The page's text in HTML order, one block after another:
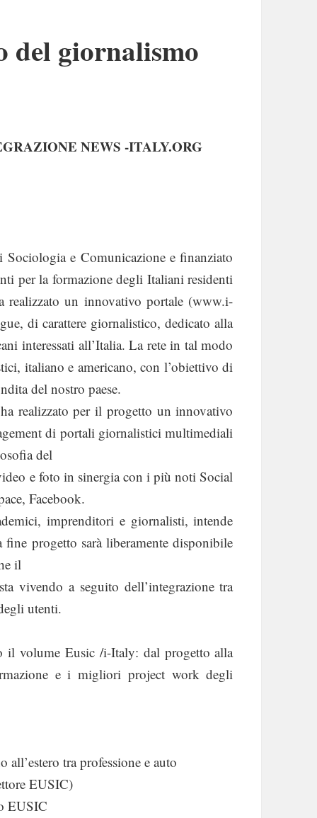
del giornalismo
NEWS -ITALY.ORG
e Comunicazione e finanziato
per la formazione degli Italiani residenti
realizzato un innovativo portale (www.i-
di carattere giornalistico, dedicato alla
interessati all’Italia. La rete in tal modo
italiano e americano, con l’obiettivo di
del nostro paese.
realizzato per il progetto un innovativo
di portali giornalistici multimediali
del
e foto in sinergia con i più noti Social
Facebook.
imprenditori e giornalisti, intende
progetto sarà liberamente disponibile
il
vivendo a seguito dell’integrazione tra
utenti.
il volume Eusic /i-Italy: dal progetto alla
e i migliori project work degli
tra professione e auto
EUSIC)
EUSIC